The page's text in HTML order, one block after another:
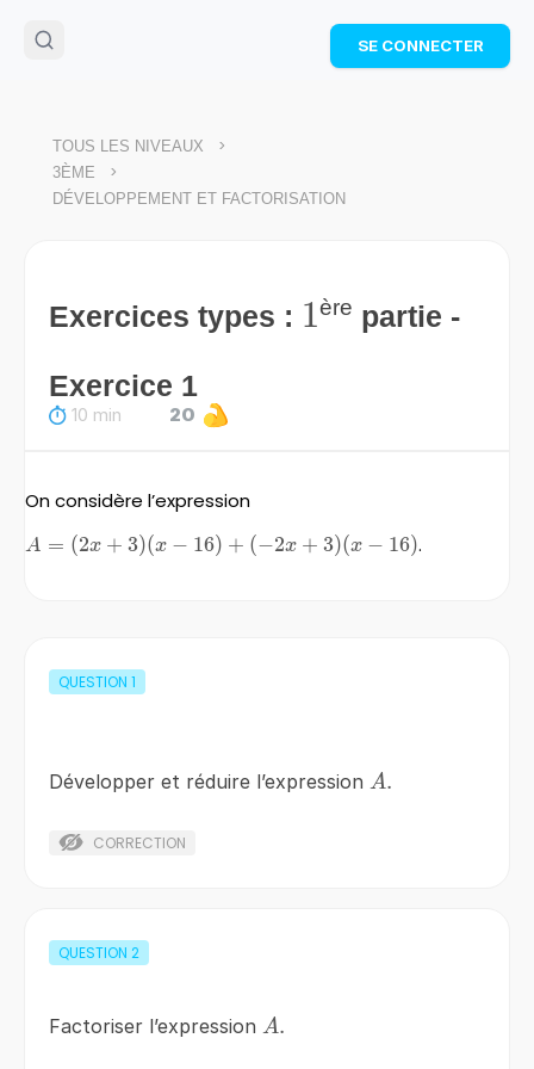
🌴Cahier de vacances offert
: révise les maths cet
Télécharge ton PDF gratuit et progresse avec des
SE CONNECTER
TOUS LES NIVEAUX >
3ÈME >
DÉVELOPPEMENT ET FACTORISATION
Exercices types : 1
1ère partie -
Exercice 1
10 min 20
On considère l’expression
A=
A = (2x + 3)(x − 16) + (−2x + 3)(x − 16).
QUESTION 1
Développer et réduire l’expression A.
A.
CORRECTION
QUESTION 2
Factoriser l’expression A.
A.